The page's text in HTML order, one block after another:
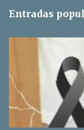
r
s
Entradas